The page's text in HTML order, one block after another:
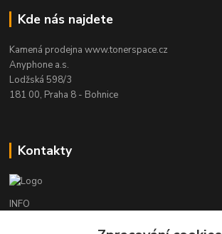
Kde nás najdete
Kamená prodejna www.tonerspace.cz
Anyphone a.s.
Lodžská 598/3
181 00, Praha 8 - Bohnice
Kontakty
INFO